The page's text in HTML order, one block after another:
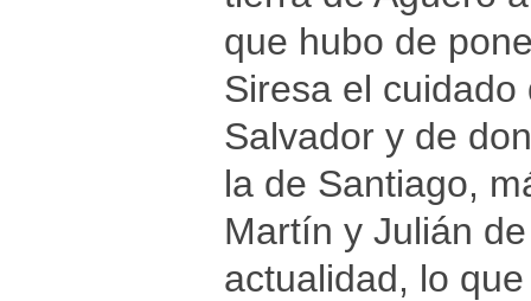
que hubo de
Siresa el
Salvador y de
la de Santiago,
Martín y Julián
actualidad, lo